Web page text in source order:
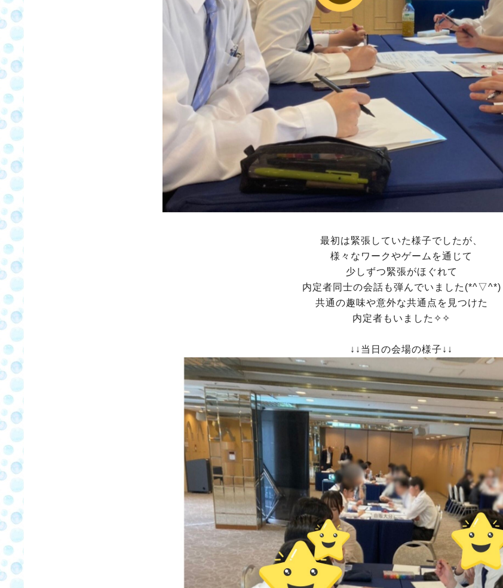
最初は緊張していた様子でしたが、
様々なワークやゲームを通じて
少しずつ緊張がほぐれて
内定者同士の会話も弾んでいました(*^▽^*)
共通の趣味や意外な共通点を見つけた
内定者もいました✧✧
↓↓当日の会場の様子↓↓